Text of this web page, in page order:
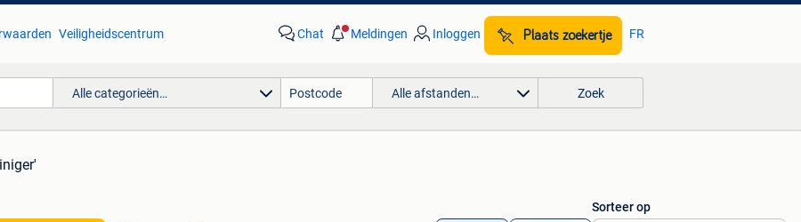
Veiligheidscentrum Chat Meldingen Inloggen Plaats zoekertje FR
Alle categorieën… Alle afstanden… Zoek
Sorteer op